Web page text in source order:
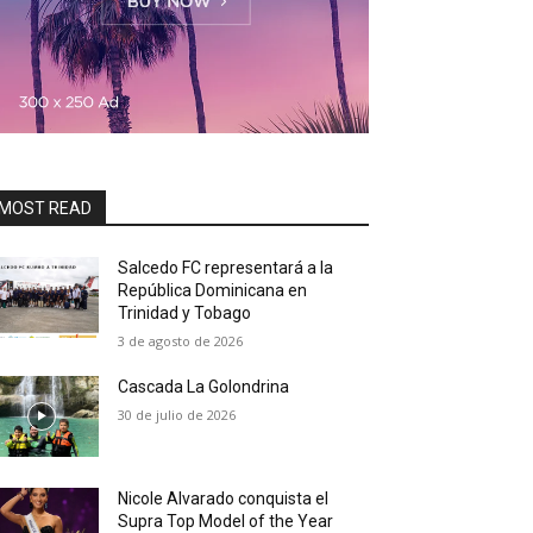
READ
Salcedo FC representará a la
República Dominicana en
Trinidad y Tobago
3 de agosto de 2026
Cascada La Golondrina
30 de julio de 2026
Nicole Alvarado conquista el
Supra Top Model of the Year